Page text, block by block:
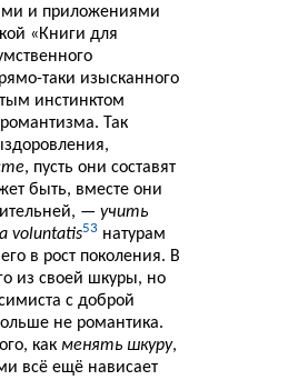
и приложениями
«Книги для
таки изысканного
инстинктом
Так
, пусть они составят
быть, вместе они
— учить
voluntatis53 натурам
в рост поколения. В
из своей шкуры, но
с доброй
не романтика.
как менять шкуру,
всё ещё нависает